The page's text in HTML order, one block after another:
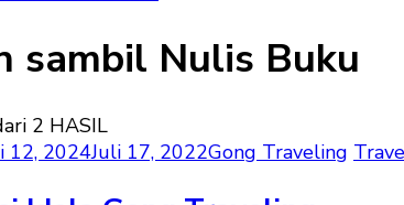
sambil Nulis Buku
2 HASIL
12, 2024Juli 17, 2022Gong Traveling